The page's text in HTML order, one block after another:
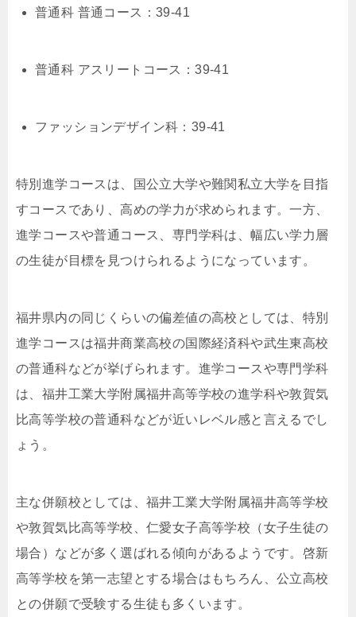
普通科 普通コース：39-41
普通科 アスリートコース：39-41
ファッションデザイン科：39-41
特別進学コースは、国公立大学や難関私立大学を目指
すコースであり、高めの学力が求められます。一方、
進学コースや普通コース、専門学科は、幅広い学力層
の生徒が目標を見つけられるようになっています。
福井県内の同じくらいの偏差値の高校としては、特別
進学コースは福井商業高校の国際経済科や武生東高校
の普通科などが挙げられます。進学コースや専門学科
は、福井工業大学附属福井高等学校の進学科や敦賀気
比高等学校の普通科などが近いレベル感と言えるでし
ょう。
主な併願校としては、福井工業大学附属福井高等学校
や敦賀気比高等学校、仁愛女子高等学校（女子生徒の
場合）などが多く選ばれる傾向があるようです。啓新
高等学校を第一志望とする場合はもちろん、公立高校
との併願で受験する生徒も多くいます。